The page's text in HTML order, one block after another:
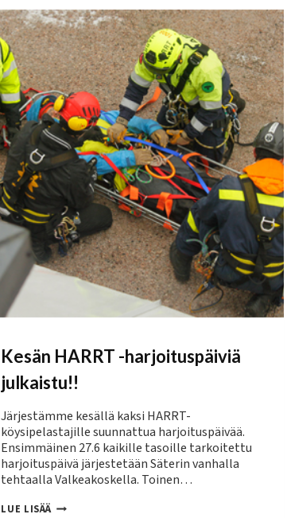
Kesän HARRT -harjoituspäiviä
julkaistu!!
Järjestämme kesällä kaksi HARRT-
köysipelastajille suunnattua harjoituspäivää.
Ensimmäinen 27.6 kaikille tasoille tarkoitettu
harjoituspäivä järjestetään Säterin vanhalla
tehtaalla Valkeakoskella. Toinen…
LUE LISÄÄ KESÄN